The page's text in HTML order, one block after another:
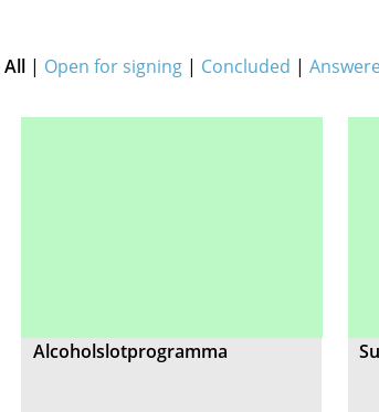
All| Open for signing| Concluded |
Alcoholslotprogramma